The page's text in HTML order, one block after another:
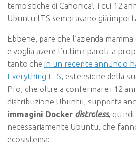
tempistiche di Canonical, i cui 12
Ubuntu LTS sembravano già
Ebbene, pare che l’azienda
e voglia avere l’ultima parola a
tanto che in un recente annuncio
Everything LTS, estensione della
Pro, che oltre a confermare i 12
distribuzione Ubuntu, supporta
immagini Docker distroless, quindi
necessariamente Ubuntu, che
ecosistema: